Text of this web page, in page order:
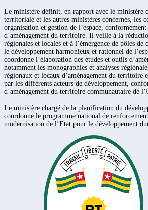
Le ministère définit, en rapport avec le ministère
territoriale et les autres ministères concernés, les
organisation et gestion de l’espace,
d’aménagement du territoire. Il veille à la
régionales et locales et à l’émergence de pôles de
le développement harmonieux et rationnel de
coordonne l’élaboration des études et outils
notamment les monographies et analyses
régionaux et locaux d’aménagement du territoire
par les différents acteurs de développement,
d’aménagement du territoire communautaire de
Le ministère chargé de la planification du
coordonne le programme national de
modernisation de l’Etat pour le développement